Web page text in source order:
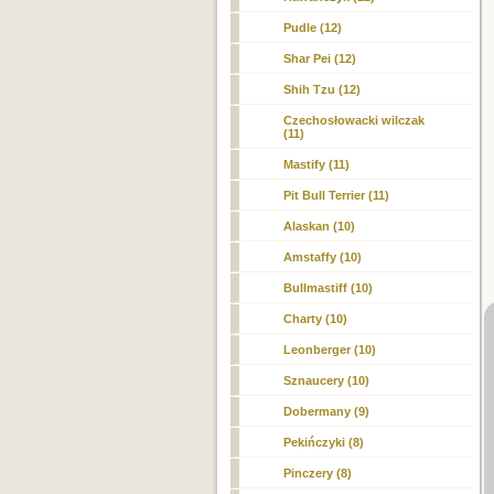
Pudle (12)
Shar Pei (12)
Shih Tzu (12)
Czechosłowacki wilczak
(11)
Mastify (11)
Pit Bull Terrier (11)
Alaskan (10)
Amstaffy (10)
Bullmastiff (10)
Charty (10)
Leonberger (10)
Sznaucery (10)
Dobermany (9)
Pekińczyki (8)
Pinczery (8)